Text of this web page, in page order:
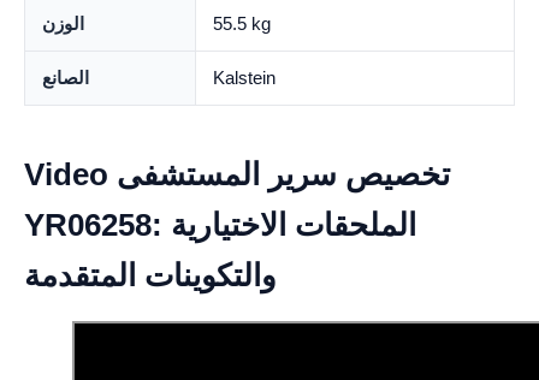
الوزن 55.5 kg
الصانع Kalstein
Video تخصيص سرير المستشفى
YR06258: الملحقات الاختيارية
والتكوينات المتقدمة